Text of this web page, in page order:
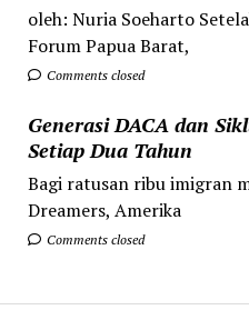
oleh: Nuria Soeharto
Forum Papua Barat,
Comments closed
Generasi DACA dan
Setiap Dua Tahun
Bagi ratusan ribu imigran
Dreamers, Amerika
Comments closed